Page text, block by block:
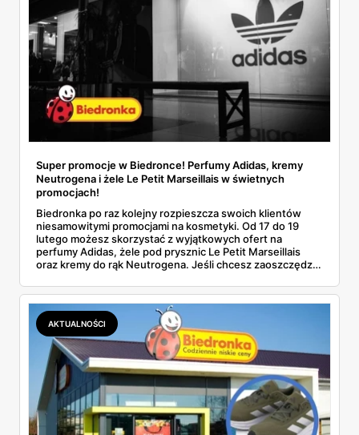
Super promocje w Biedronce! Perfumy Adidas, kremy
Neutrogena i żele Le Petit Marseillais w świetnych
promocjach!
Biedronka po raz kolejny rozpieszcza swoich klientów
niesamowitymi promocjami na kosmetyki. Od 17 do 19
lutego możesz skorzystać z wyjątkowych ofert na
perfumy Adidas, żele pod prysznic Le Petit Marseillais
oraz kremy do rąk Neutrogena. Jeśli chcesz zaoszczędzić
idealny moment na zakupy!
AKTUALNOŚCI